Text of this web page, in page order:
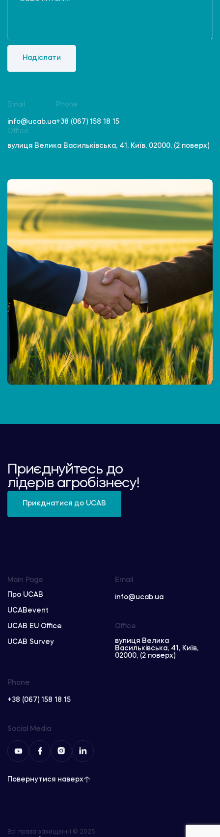
Надіслати
Email
info@ucab.ua
Phone
+38 (067) 158 18 15
Office
вулиця Велика Васильківська, 41, Київ, 02000, (2 поверх)
Приєднуйтесь до
лідерів агробізнесу!
Приєднатися до UCAB
Main Page
Про UCAB
UCABevent
UCAB EU Office
UCAB Survey
Email
info@ucab.ua
Phone
+38 (067) 158 18 15
Office
вулиця Велика
Васильківська, 41, Київ,
02000, (2 поверх)
Social Media
Повернутися наверх
Всі права захищенні © 2025